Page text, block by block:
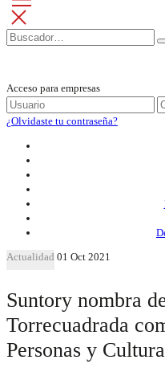
Acceso para empresas
¿Olvidaste tu contraseña?
Actualidad 01 Oct 2021
Suntory nombra
Torrecuadrada
Personas y